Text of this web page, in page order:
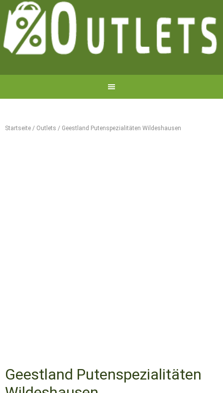
Startseite / Outlets / Geestland Putenspezialitäten Wildeshausen
Geestland Putenspezialitäten